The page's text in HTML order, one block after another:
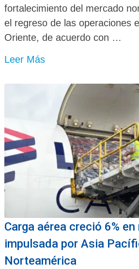
fortalecimiento del mercado
el regreso de las operaciones
Oriente, de acuerdo con …
Leer Más
Carga aérea creció 6% en
impulsada por Asia
Norteamérica